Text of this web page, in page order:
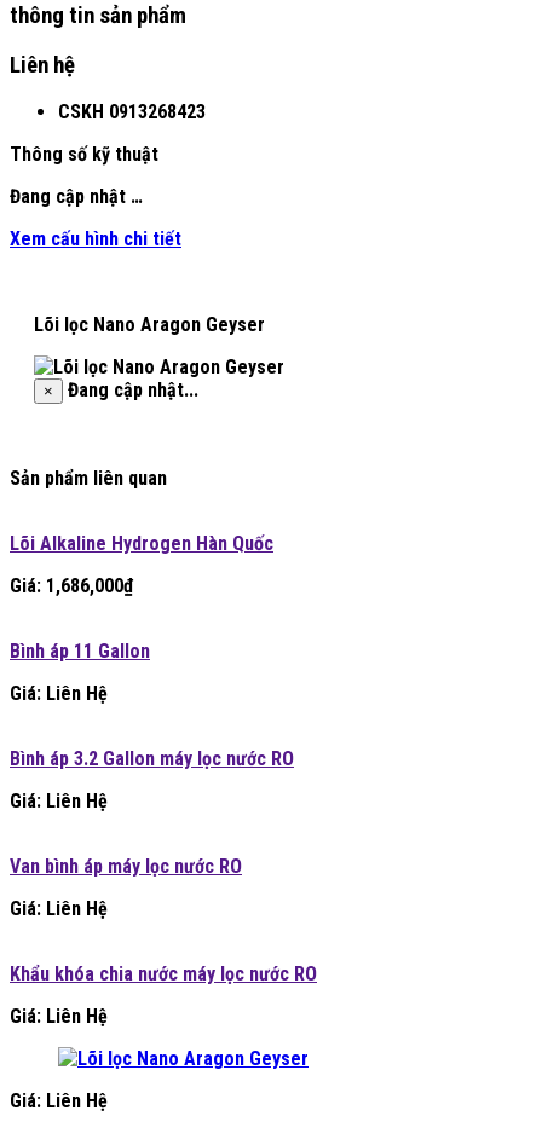
thông tin sản phẩm
Liên hệ
CSKH 0913268423
Thông số kỹ thuật
Đang cập nhật …
Xem cấu hình chi tiết
Lõi lọc Nano Aragon Geyser
× Đang cập nhật...
Sản phẩm liên quan
Lõi Alkaline Hydrogen Hàn Quốc
Giá: 1,686,000₫
Bình áp 11 Gallon
Giá: Liên Hệ
Bình áp 3.2 Gallon máy lọc nước RO
Giá: Liên Hệ
Van bình áp máy lọc nước RO
Giá: Liên Hệ
Khẩu khóa chia nước máy lọc nước RO
Giá: Liên Hệ
Giá: Liên Hệ